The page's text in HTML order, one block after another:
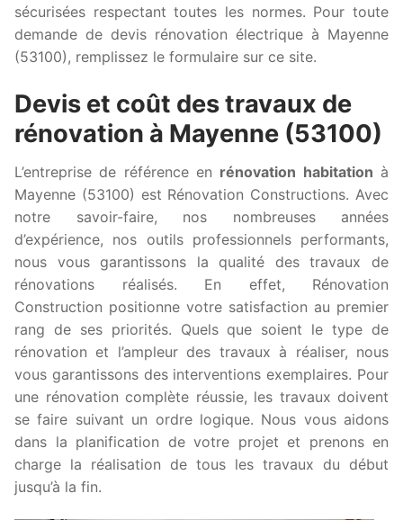
sécurisées respectant toutes les normes. Pour toute
demande de devis rénovation électrique à Mayenne
(53100), remplissez le formulaire sur ce site.
Devis et coût des travaux de
rénovation à Mayenne (53100)
L’entreprise de référence en rénovation habitation à
Mayenne (53100) est Rénovation Constructions. Avec
notre savoir-faire, nos nombreuses années
d’expérience, nos outils professionnels performants,
nous vous garantissons la qualité des travaux de
rénovations réalisés. En effet, Rénovation
Construction positionne votre satisfaction au premier
rang de ses priorités. Quels que soient le type de
rénovation et l’ampleur des travaux à réaliser, nous
vous garantissons des interventions exemplaires. Pour
une rénovation complète réussie, les travaux doivent
se faire suivant un ordre logique. Nous vous aidons
dans la planification de votre projet et prenons en
charge la réalisation de tous les travaux du début
jusqu’à la fin.